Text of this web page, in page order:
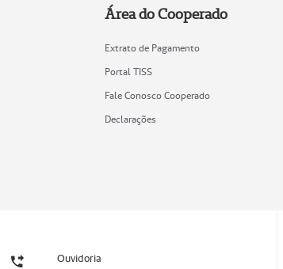
Área do Cooperado
Extrato de Pagamento
Portal TISS
Fale Conosco Cooperado
Declarações
Ouvidoria